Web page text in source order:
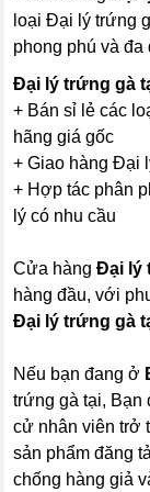
loại Đại lý trứng
phong phú và đa
Đại lý trứng gà
+ Bán sỉ lẻ các
hãng giá gốc
+ Giao hàng Đại
+ Hợp tác phân
lý có nhu cầu
Cửa hàngĐại lý
hàng đầu, với
Đại lý trứng gà
Nếu bạn đang ở
trứng gà tại, Bạn
cử nhân viên trở
sản phẩm đăng
chống hàng giả